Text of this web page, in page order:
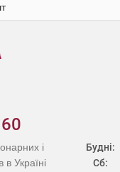
Будні:
Сб:
і
Україні